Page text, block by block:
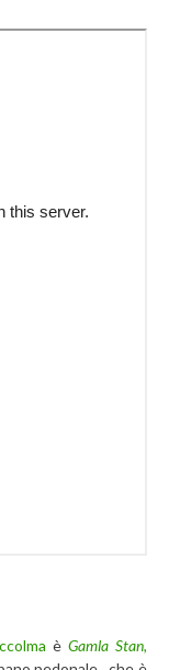
èGamla Stan,